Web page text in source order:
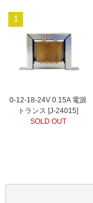
1
0-12-18-24V 0.15A 電源
トランス [J-24015]
SOLD OUT